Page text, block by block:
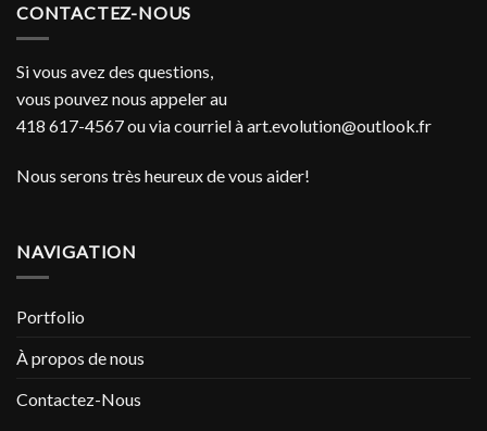
CONTACTEZ-NOUS
Si vous avez des questions,
vous pouvez nous appeler au
418 617-4567 ou via courriel àart.evolution@outlook.fr
Nous serons très heureux de vous aider!
NAVIGATION
Portfolio
À propos de nous
Contactez-Nous